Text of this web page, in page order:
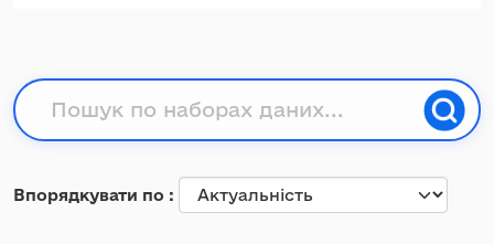
Впорядкувати по